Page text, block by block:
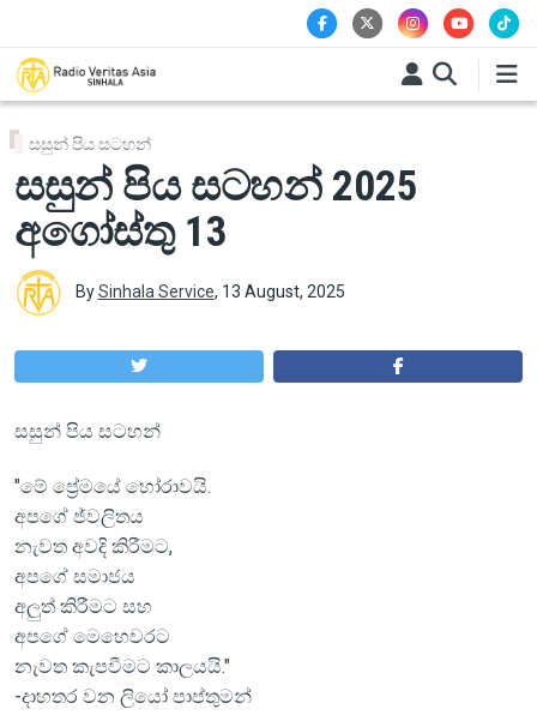
සසුන් පිය සටහන්
සසුන් පිය සටහන් 2025
අගෝස්තු 13
BySinhala Service, 13 August, 2025
සසුන් පිය සටහන්
"මේ ප්‍රේමයේ හෝරාවයි.
අපගේ ජ්වලිතය
නැවත අවදි කිරීමට,
අපගේ සමාජය
අලුත් කිරීමට සහ
අපගේ මෙහෙවරට
නැවත කැපවීමට කාලයයි."
-දාහතර වන ලියෝ පාප්තුමන්